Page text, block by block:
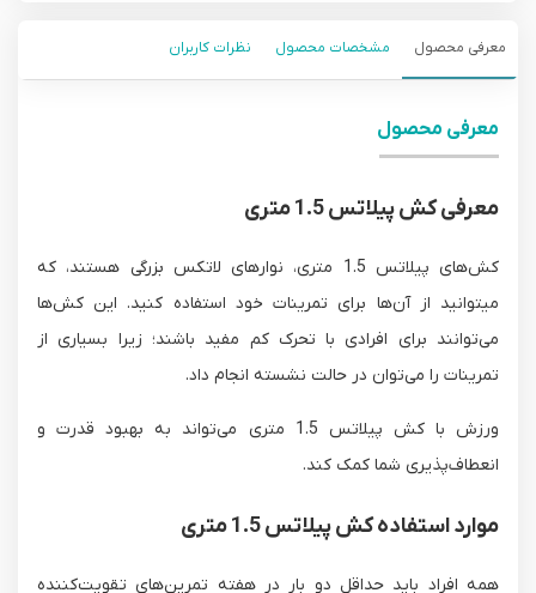
معرفی محصول مشخصات محصول نظرات کاربران
معرفی محصول
معرفی کش پیلاتس 1.5 متری
کش‌های پیلاتس 1.5 متری، نوارهای لاتکس بزرگی هستند، که
می‎توانید از آن‌ها برای تمرینات خود استفاده کنید. این کش‌ها
می‌توانند برای افرادی با تحرک کم مفید باشند؛ زیرا بسیاری از
تمرینات را می‌توان در حالت نشسته انجام داد.
ورزش با کش پیلاتس 1.5 متری می‌تواند به بهبود قدرت و
انعطاف‌پذیری شما کمک کند.
موارد استفاده کش پیلاتس 1.5 متری
همه افراد باید حداقل دو بار در هفته تمرین‌های تقویت‌کننده